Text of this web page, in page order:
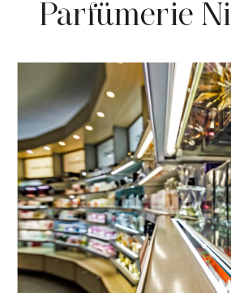
Über YBPN
Aktionen
Storefinder
Parfümerie